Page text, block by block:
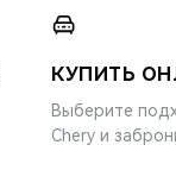
КУПИТЬ
Выберите
Chery и